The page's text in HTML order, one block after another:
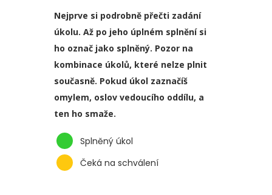
Nejprve si podrobně přečti zadání
úkolu. Až po jeho úplném splnění si
ho označ jako splněný. Pozor na
kombinace úkolů, které nelze plnit
současně. Pokud úkol zaznačíš
omylem, oslov vedoucího oddílu, a
ten ho smaže.
Splněný úkol
Čeká na schválení